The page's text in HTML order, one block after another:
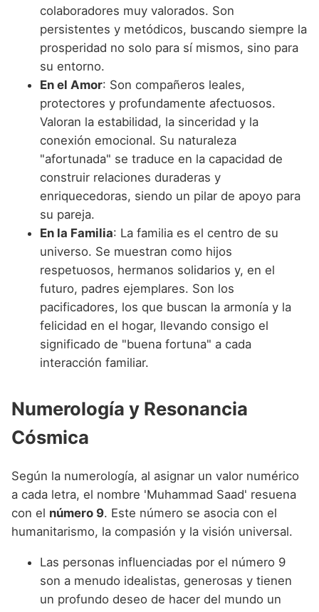
colaboradores muy valorados. Son
persistentes y metódicos, buscando siempre la
prosperidad no solo para sí mismos, sino para
su entorno.
En el Amor: Son compañeros leales,
protectores y profundamente afectuosos.
Valoran la estabilidad, la sinceridad y la
conexión emocional. Su naturaleza
"afortunada" se traduce en la capacidad de
construir relaciones duraderas y
enriquecedoras, siendo un pilar de apoyo para
su pareja.
En la Familia: La familia es el centro de su
universo. Se muestran como hijos
respetuosos, hermanos solidarios y, en el
futuro, padres ejemplares. Son los
pacificadores, los que buscan la armonía y la
felicidad en el hogar, llevando consigo el
significado de "buena fortuna" a cada
interacción familiar.
Numerología y Resonancia
Cósmica
Según la numerología, al asignar un valor numérico
a cada letra, el nombre 'Muhammad Saad' resuena
con el número 9. Este número se asocia con el
humanitarismo, la compasión y la visión universal.
Las personas influenciadas por el número 9
son a menudo idealistas, generosas y tienen
un profundo deseo de hacer del mundo un